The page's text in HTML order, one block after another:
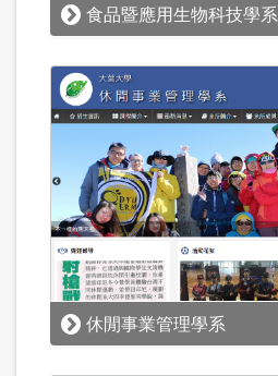
食品暨應用生物科技學系
休閒事業管理學系